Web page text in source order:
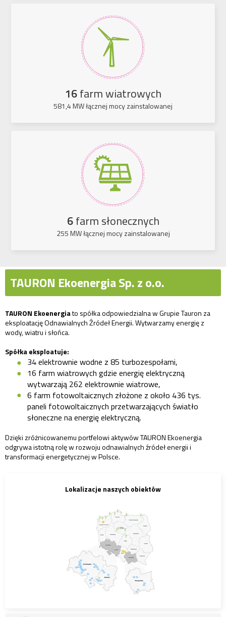
16farm wiatrowych
581,4 MW łącznej mocy zainstalowanej
6farm słonecznych
255 MW łącznej mocy zainstalowanej
TAURON Ekoenergia Sp. z o.o.
TAURON Ekoenergiato spółka odpowiedzialna w Grupie Tauron za
eksploatację Odnawialnych Źródeł Energii. Wytwarzamy energię z
wody, wiatru i słońca.
Spółka eksploatuje:
34 elektrownie wodne z 85 turbozespołami,
16 farm wiatrowych gdzie energię elektryczną
wytwarzają 262 elektrownie wiatrowe,
6 farm fotowoltaicznych złożone z około 436 tys.
paneli fotowoltaicznych przetwarzających światło
słoneczne na energię elektryczną.
Dzięki zróżnicowanemu portfelowi aktywów TAURON Ekoenergia
odgrywa istotną rolę w rozwoju odnawialnych źródeł energii i
transformacji energetycznej w Polsce.
Lokalizacje naszych obiektów